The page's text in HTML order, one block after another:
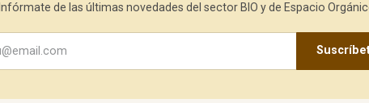
Infórmate de las últimas novedades del sector BIO y de Espacio